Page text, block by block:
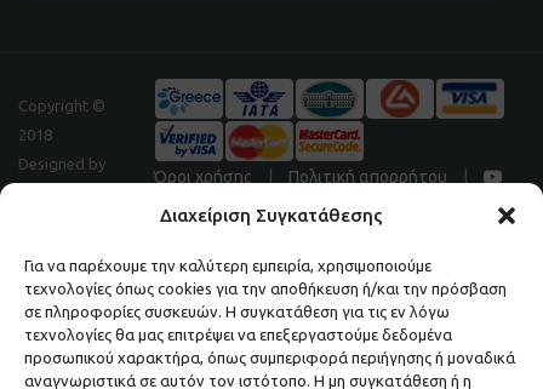
Διαχείριση Συγκατάθεσης
Για να παρέχουμε την καλύτερη εμπειρία, χρησιμοποιούμε
τεχνολογίες όπως cookies για την αποθήκευση ή/και την πρόσβαση
σε πληροφορίες συσκευών. Η συγκατάθεση για τις εν λόγω
τεχνολογίες θα μας επιτρέψει να επεξεργαστούμε δεδομένα
προσωπικού χαρακτήρα, όπως συμπεριφορά περιήγησης ή μοναδικά
αναγνωριστικά σε αυτόν τον ιστότοπο. Η μη συγκατάθεση ή η
Copyright ©
2018
Designed by
Όροι χρήσης Πολιτική απορρήτου
Μάθετε πρώτοι τα νέα και τις προσφορές μας.
ΕΓΓΡΑΦΕΙΤΕ ΣΤΟ NEWSLETTER ΜΑΣ.